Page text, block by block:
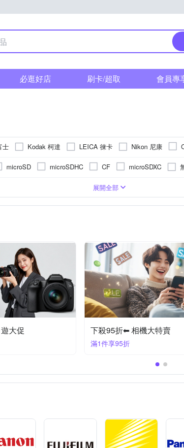
必逛好店 刷卡/超取 會員專
士 Kodak 柯達 LEICA 徠卡 Nikon 尼康
SAMYANG 其他品牌
microSD microSDHC CF microSDXC
固定式螢幕
拍立得
1200萬~1600萬像素
1吋 CMOS 1/3.1吋 CMOS
1/6000秒
無
展開全部
下殺95折⇓ 相機指定品
滿1件享95折